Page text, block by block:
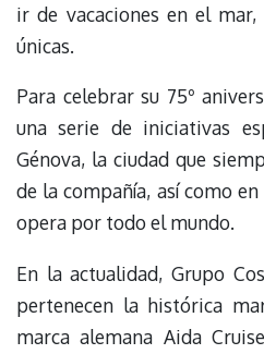
ir de vacaciones en el
únicas.
Para celebrar su 75º
una serie de iniciativas
Génova, la ciudad que
de la compañía, así como
opera por todo el mundo.
En la actualidad, Grupo
pertenecen la histórica
marca alemana Aida